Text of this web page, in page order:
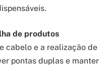
de produtos
cabelo e a realização de
pontas duplas e manter